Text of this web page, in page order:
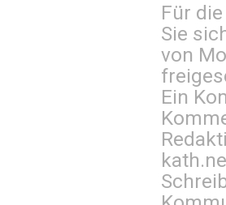
Für
Sie
von
Ein